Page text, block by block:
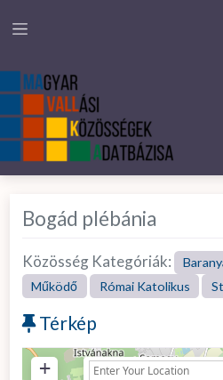
Bogád plébánia
Közösség Kategóriák:
Működő
Római Katolikus
Térkép
+